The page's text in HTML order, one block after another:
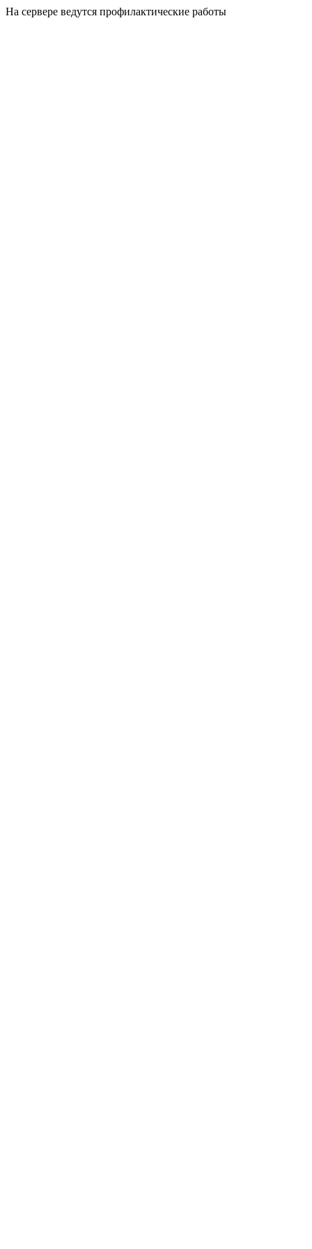
На сервере ведутся профилактические работы